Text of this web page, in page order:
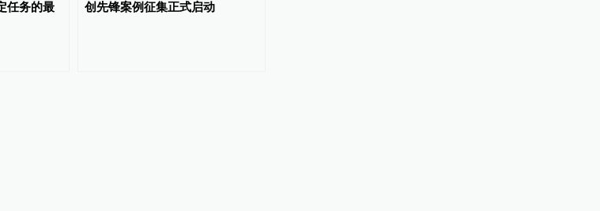
任务的最
创先锋案例征集正式启动